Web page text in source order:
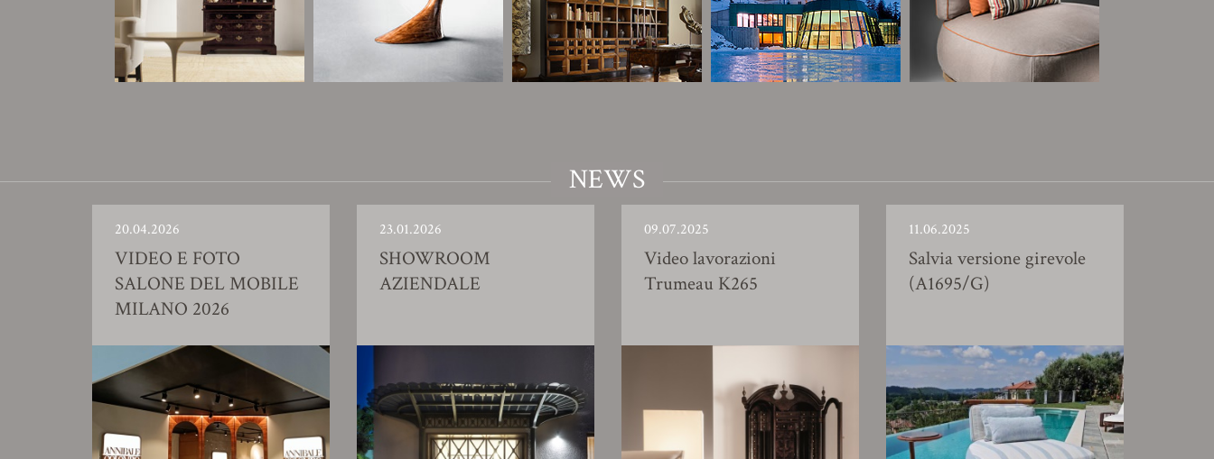
NEWS
20.04.2026
VIDEO E FOTO
SALONE DEL MOBILE
MILANO 2026
23.01.2026
SHOWROOM
AZIENDALE
09.07.2025
Video lavorazioni
Trumeau K265
11.06.2025
Salvia versione girevole
(A1695/G)